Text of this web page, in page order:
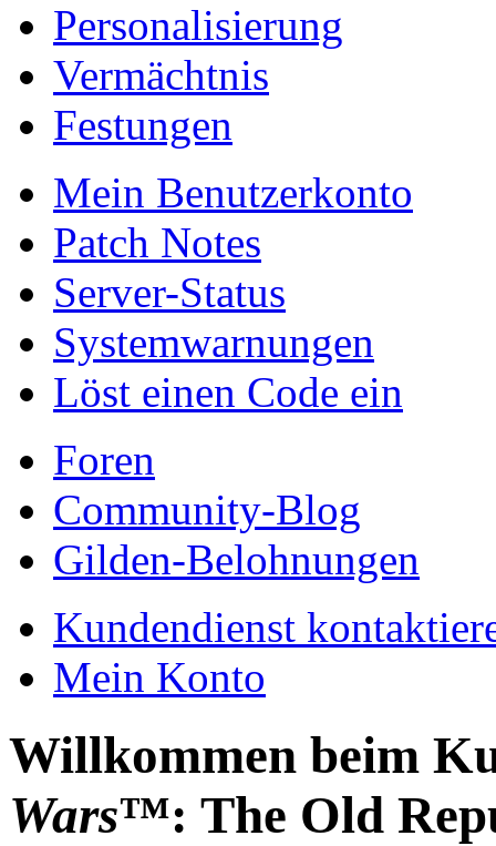
Personalisierung
Vermächtnis
Festungen
Mein Benutzerkonto
Patch Notes
Server-Status
Systemwarnungen
Löst einen Code ein
Foren
Community-Blog
Gilden-Belohnungen
Kundendienst
Mein Konto
Willkommen beim
Wars™: The Old